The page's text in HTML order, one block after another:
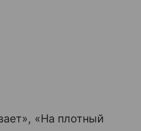
«На плотный